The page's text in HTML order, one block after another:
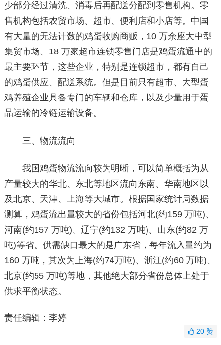
少部分经过清洗、消毒后再配送分配到零售机构。零
售机构包括农贸市场、超市、便利店和小店等。中国
有大量的无法计数的鸡蛋收购商贩，10 万余座大中型
集贸市场、18 万家超市连锁零售门店是鸡蛋流通中的
最主要环节，这些企业，特别是连锁超市，都有自己
的鸡蛋供应、配送系统。但是目前只有超市、大型蛋
鸡养殖企业具备专门的车辆和仓库，以及少量用于蛋
品运输的冷链运输设备。
三、物流流向
我国鸡蛋物流流向较为明晰，可以简单概括为从
产量较大的华北、东北等地区流向东南、华南地区以
及北京、天津、上海等大城市。根据国家统计局数据
测算，鸡蛋流出量较大的省份包括河北(约159 万吨)、
河南(约157 万吨)、辽宁(约132 万吨)、山东(约82 万
吨)等省。供需缺口最大的是广东省，每年流入量约为
160 万吨，其次为上海(约74万吨)、浙江(约60 万吨)、
北京(约55 万吨)等地，其他绝大部分省份总体上处于
供求平衡状态。
责任编辑：李婷
20赞